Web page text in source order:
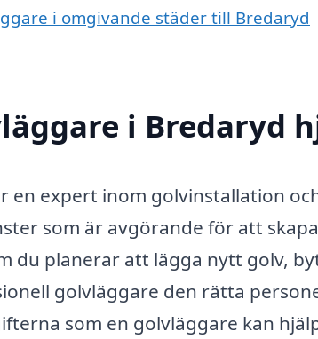
i omgivande städer till Bredaryd
i Bredaryd
en expert inom golvinstallation
som är avgörande för att
du planerar att lägga nytt golv,
golvläggare den rätta
som en golvläggare kan